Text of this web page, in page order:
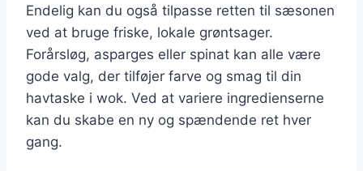
Endelig kan du også tilpasse retten til sæsonen
ved at bruge friske, lokale grøntsager.
Forårsløg, asparges eller spinat kan alle være
gode valg, der tilføjer farve og smag til din
havtaske i wok. Ved at variere ingredienserne
kan du skabe en ny og spændende ret hver
gang.